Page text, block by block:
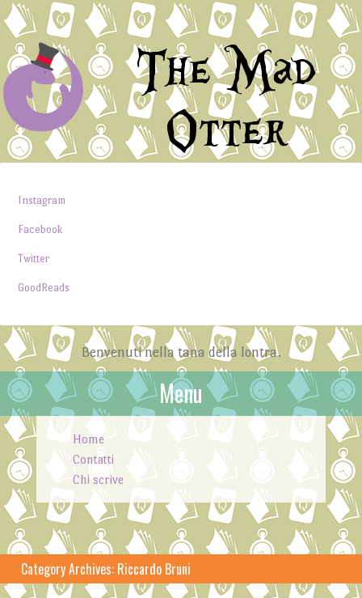
The Mad
Otter
Instagram
Facebook
Twitter
GoodReads
Benvenuti nella tana della lontra.
Menu
Skip to content
Home
Contatti
Chi scrive
Category Archives: Riccardo Bruni